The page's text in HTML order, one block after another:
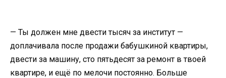
— Ты должен мне двести тысяч за институт —
доплачивала после продажи бабушкиной квартиры,
двести за машину, сто пятьдесят за ремонт в твоей
квартире, и ещё по мелочи постоянно. Больше